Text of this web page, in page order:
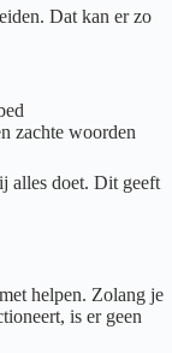
Dat kan er zo
zachte woorden
alles doet. Dit geeft
helpen. Zolang je
is er geen